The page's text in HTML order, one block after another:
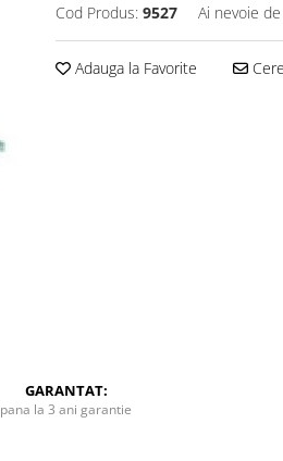
Cod Produs: 9527 Ai nevoie
Adauga la Favorite
GARANTAT:
pana la 3 ani garantie